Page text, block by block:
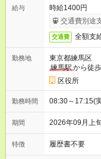
給与
時給1400円
交通費別途
交通費 全額支
勤務地
東京都練馬区
練馬駅から徒
区役所
勤務時間 08:30～17:15(
期間 2026年09月上
特徴 履歴書不要